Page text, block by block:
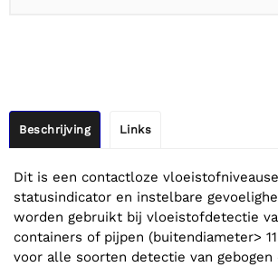
Beschrijving Links
Dit is een contactloze
statusindicator en instelbare
worden gebruikt bij vloeistofdetectie
containers of pijpen (buitendiameter>
voor alle soorten detectie van gebogen